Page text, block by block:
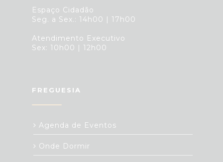
Espaço Cidadão
Seg. a Sex.: 14h00 | 17h00
Atendimento Executivo
Sex: 10h00 | 12h00
FREGUESIA
Agenda de Eventos
Onde Dormir